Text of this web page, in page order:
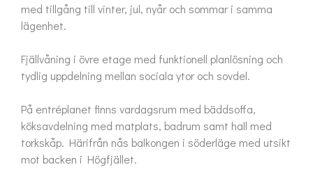
med tillgång till vinter, jul, nyår och sommar i samma
lägenhet.
Fjällvåning i övre etage med funktionell planlösning och
tydlig uppdelning mellan sociala ytor och sovdel.
På entréplanet finns vardagsrum med bäddsoffa,
köksavdelning med matplats, badrum samt hall med
torkskåp. Härifrån nås balkongen i söderläge med utsikt
mot backen i Högfjället.